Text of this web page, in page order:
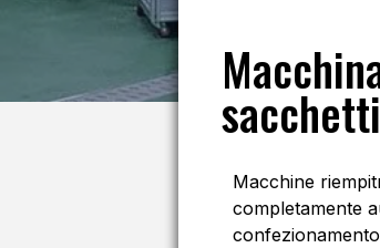
Macchine
completamente